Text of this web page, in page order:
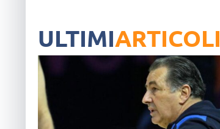
ULTIMIARTICOLI